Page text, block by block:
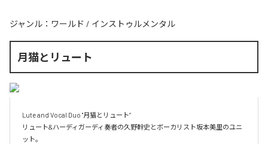
ジャンル： ワールド / インストゥルメンタル
月猫とリュート
Lute and Vocal Duo "月猫とリュート”
リュート&ハーディガーディ奏者の久野幹史とボーカリスト坂本美里のユニ
ット。